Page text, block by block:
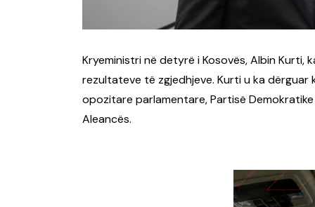
Kryeministri në detyrë i Kosovës, Albin
rezultateve të zgjedhjeve. Kurti u ka
opozitare parlamentare, Partisë
Aleancës.